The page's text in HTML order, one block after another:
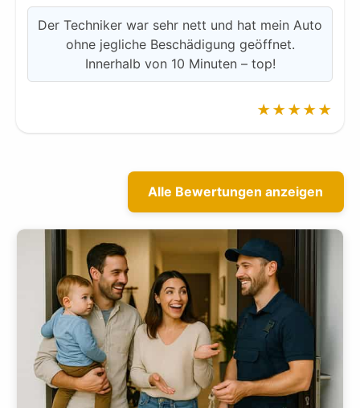
Der Techniker war sehr nett und hat mein Auto
ohne jegliche Beschädigung geöffnet.
Innerhalb von 10 Minuten – top!
★★★★★
Alle Bewertungen anzeigen